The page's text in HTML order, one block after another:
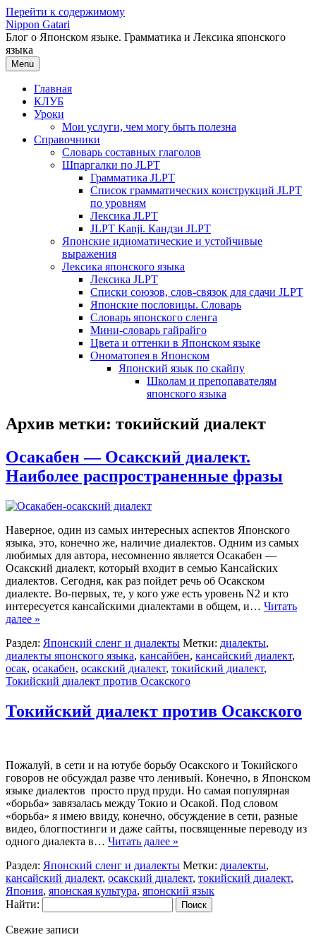
Перейти к содержимому
Nippon Gatari
Блог о Японском языке. Грамматика и Лексика японского
языка
Menu
Главная
КЛУБ
Уроки
Мои услуги, чем могу быть полезна
Справочники
Словарь составных глаголов
Шпаргалки по JLPT
Грамматика JLPT
Список грамматических конструкций JLPT
по уровням
Лексика JLPT
JLPT Kanji. Кандзи JLPT
Японские идиоматические и устойчивые
выражения
Лексика японского языка
Лексика JLPT
Списки союзов, слов-связок для сдачи JLPT
Японские пословицы. Словарь
Словарь японского сленга
Мини-словарь гайрайго
Цвета и оттенки в Японском языке
Ономатопея в Японском
Японский язык по скайпу
Школам и препопавателям
японского языка
Архив метки: токийский диалект
Осакабен — Осакский диалект.
Наиболее распространенные фразы
Наверное, один из самых интересных аспектов Японского
языка, это, конечно же, наличие диалектов. Одним из самых
любимых для автора, несомненно является Осакабен —
Осакский диалект, который входит в семью Кансайских
диалектов. Сегодня, как раз пойдет речь об Осакском
диалекте. Во-первых, те, у кого уже есть уровень N2 и кто
интересуется кансайскими диалектами в общем, и… Читать
далее »
Раздел: Японский сленг и диалекты Метки: диалекты,
диалекты японского языка, кансайбен, кансайский диалект,
осак, осакабен, осакский диалект, токийский диалект,
Токийский диалект против Осакского
Токийский диалект против Осакского
Пожалуй, в сети и на ютубе борьбу Осакского и Токийского
говоров не обсуждал разве что ленивый. Конечно, в Японском
языке диалектов просто пруд пруди. Но самая популярная
«борьба» завязалась между Токио и Осакой. Под словом
«борьба» я имею ввиду, конечно, обсуждение в сети, разные
видео, блогпостинги и даже сайты, посвященные переводу из
одного диалекта в… Читать далее »
Раздел: Японский сленг и диалекты Метки: диалекты,
кансайский диалект, осакский диалект, токийский диалект,
Япония, японская культура, японский язык
Найти:
Свежие записи